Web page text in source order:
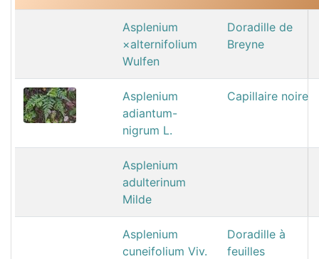
Asplenium
×alternifolium
Wulfen
Doradille de
Breyne
Asplenium
adiantum-
nigrum L.
Capillaire noire
Asplenium
adulterinum
Milde
Asplenium
cuneifolium Viv.
Doradille à
feuilles